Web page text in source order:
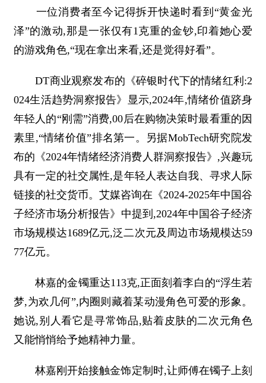
一位消费者至今记得拆开快递时看到“黄金光
泽”的激动,那是一张仅有1克重的金钞,印着她心爱
的游戏角色,“现在拿出来看,还是觉得好看”。
DT商业观察发布的《碎银时代下的情绪红利:2
024生活趋势洞察报告》显示,2024年,情绪价值跻身
年轻人的“刚需”消费,00后在购物决策时最看重的因
素里,“情绪价值”排名第一。另据MobTech研究院发
布的《2024年情绪经济消费人群洞察报告》,兴趣玩
具有一定的社交属性,是年轻人表达自我、寻求人际
链接的社交货币。艾媒咨询在《2024-2025年中国谷
子经济市场分析报告》中提到,2024年中国谷子经济
市场规模达1689亿元,泛二次元及周边市场规模达59
77亿元。
林嘉的金镯重达113克,正面刻着李白的“浮生若
梦,为欢几何”,内圈则藏着某动漫角色可爱的形象。
她说,别人看它是寻常饰品,贴着皮肤的二次元角色
又能悄悄给予她精神力量。
林嘉刚开始接触金饰定制时,让师傅在镯子上刻